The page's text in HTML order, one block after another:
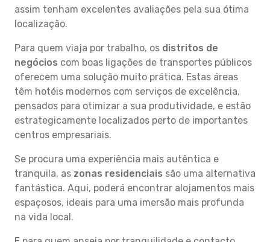
assim tenham excelentes avaliações pela sua ótima
localização.
Para quem viaja por trabalho, os distritos de
negócios com boas ligações de transportes públicos
oferecem uma solução muito prática. Estas áreas
têm hotéis modernos com serviços de excelência,
pensados para otimizar a sua produtividade, e estão
estrategicamente localizados perto de importantes
centros empresariais.
Se procura uma experiência mais autêntica e
tranquila, as zonas residenciais são uma alternativa
fantástica. Aqui, poderá encontrar alojamentos mais
espaçosos, ideais para uma imersão mais profunda
na vida local.